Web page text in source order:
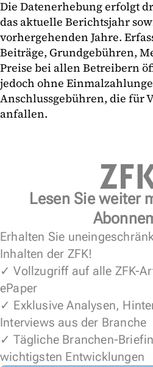
Die Datenerhebung erfolgt
das aktuelle Berichtsjahr
vorhergehenden Jahre.
Beiträge, Grundgebühren,
Preise bei allen Betreibern
jedoch ohne
Anschlussgebühren, die für
anfallen.
Lesen Sie weiter
Erhalten Sie
Inhalten der ZFK!
✓ Vollzugriff auf alle ZFK-
ePaper
✓ Exklusive Analysen,
Interviews aus der Branche
✓ Tägliche Branchen-
wichtigsten Entwicklungen